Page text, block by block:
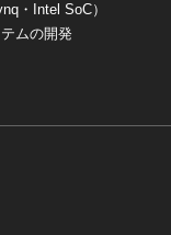
・Intel SoC）
ムの開発